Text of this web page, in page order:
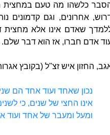
כלשהו מה טעם במחצית
אחרונים, וגם קדמונים
שאדם אינו אלא
אדם חברו, אז הוא דבר שלם.
החזון איש זצ"ל (בקובץ
נכון שאחד ועוד אחד הם
אינו החצי של שנים, כי
ומעל ומעבר של אחד ועוד